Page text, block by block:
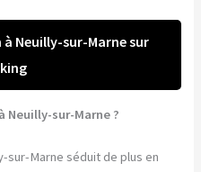
Neuilly-sur-Marne sur
Neuilly-sur-Marne ?
sur-Marne séduit de plus en